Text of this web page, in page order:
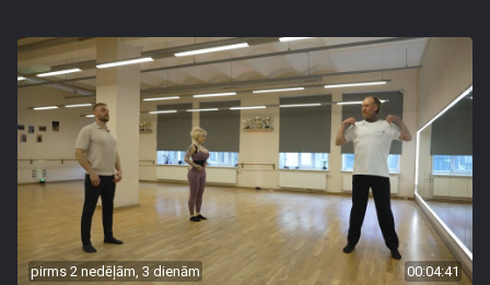
pirms 2 nedēļām, 3 dienām 00:04:41